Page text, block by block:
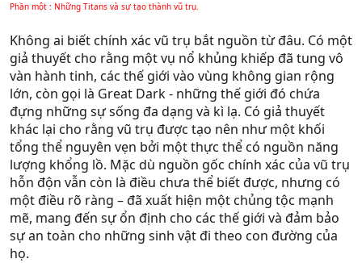
Phần một : Những Titans và sự tạo thành vũ trụ.
Không ai biết chính xác vũ trụ bắt nguồn từ đâu. Có một
giả thuyết cho rằng một vụ nổ khủng khiếp đã tung vô
vàn hành tinh, các thế giới vào vùng không gian rộng
lớn, còn gọi là Great Dark - những thế giới đó chứa
đựng những sự sống đa dạng và kì lạ. Có giả thuyết
khác lại cho rằng vũ trụ được tạo nên như một khối
tổng thể nguyên vẹn bởi một thực thể có nguồn năng
lượng khổng lồ. Mặc dù nguồn gốc chính xác của vũ trụ
hỗn độn vẫn còn là điều chưa thể biết được, nhưng có
một điều rõ ràng – đã xuất hiện một chủng tộc mạnh
mẽ, mang đến sự ổn định cho các thế giới và đảm bảo
sự an toàn cho những sinh vật đi theo con đường của
họ.